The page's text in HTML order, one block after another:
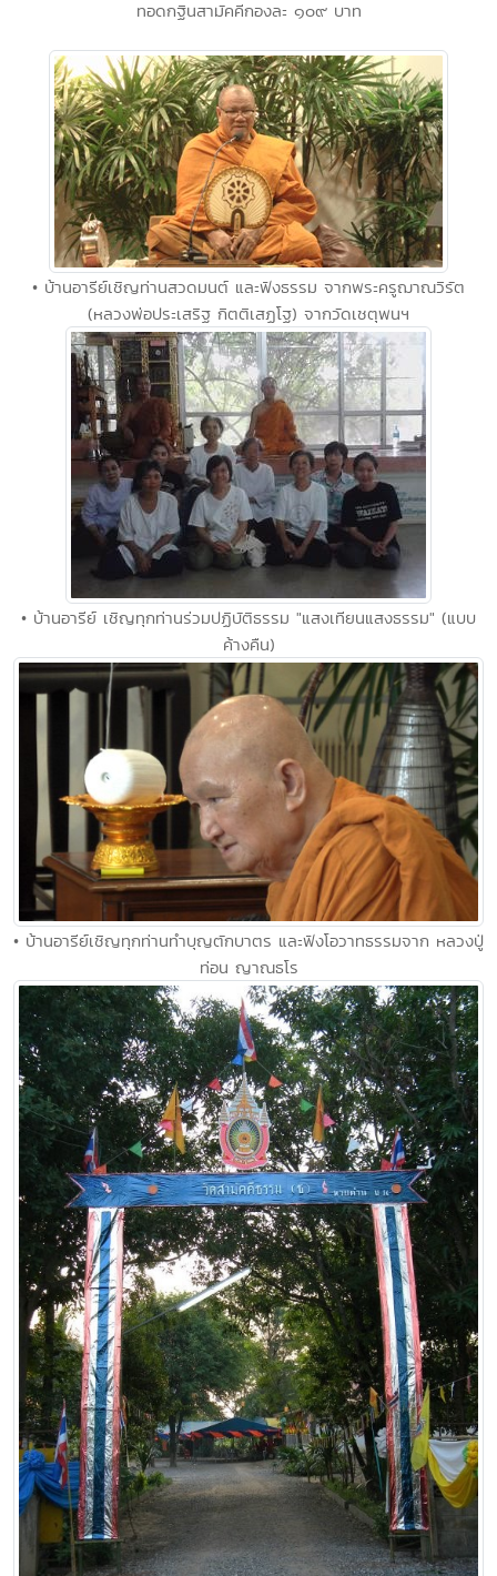
ทอดกฐินสามัคคีกองละ ๑๐๙ บาท
• บ้านอารีย์เชิญท่านสวดมนต์ และฟังธรรม จากพระครูฌาณวิรัต
(หลวงพ่อประเสริฐ กิตติเสฏโฐ) จากวัดเชตุพนฯ
• บ้านอารีย์ เชิญทุกท่านร่วมปฏิบัติธรรม "แสงเทียนแสงธรรม" (แบบ
ค้างคืน)
• บ้านอารีย์เชิญทุกท่านทำบุญตักบาตร และฟังโอวาทธรรมจาก หลวงปู่
ท่อน ญาณธโร